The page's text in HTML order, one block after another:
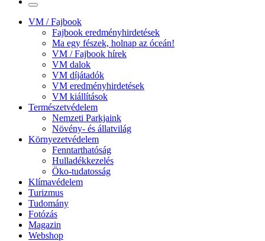
VM / Fajbook
Fajbook eredményhirdetések
Ma egy fészek, holnap az óceán!
VM / Fajbook hírek
VM dalok
VM díjátadók
VM eredményhirdetések
VM kiállítások
Természetvédelem
Nemzeti Parkjaink
Növény- és állatvilág
Környezetvédelem
Fenntarthatóság
Hulladékkezelés
Öko-tudatosság
Klímavédelem
Turizmus
Tudomány
Fotózás
Magazin
Webshop